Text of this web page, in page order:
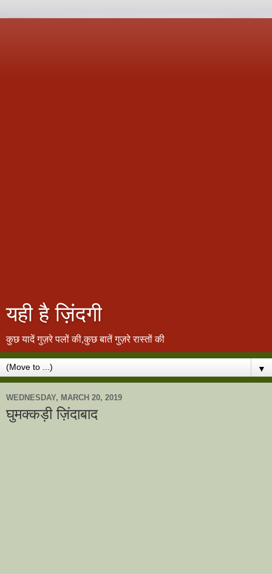
यही है ज़िंदगी
कुछ यादें गुज़रे पलों की,कुछ बातें गुज़रे रास्तों की
▼
WEDNESDAY, MARCH 20, 2019
घुमक्कड़ी ज़िंदाबाद